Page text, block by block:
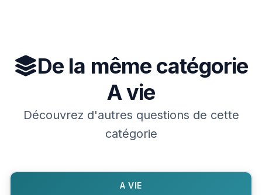
De la même catégorie
A vie
Découvrez d'autres questions de cette
catégorie
A VIE